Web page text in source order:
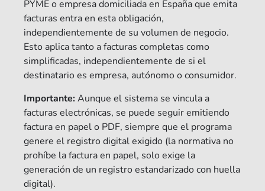
PYME o empresa domiciliada en España que emita
facturas entra en esta obligación,
independientemente de su volumen de negocio.
Esto aplica tanto a facturas completas como
simplificadas, independientemente de si el
destinatario es empresa, autónomo o consumidor.
Importante:Aunque el sistema se vincula a
facturas electrónicas, se puede seguir emitiendo
factura en papel o PDF, siempre que el programa
genere el registro digital exigido (la normativa no
prohíbe la factura en papel, solo exige la
generación de un registro estandarizado con huella
digital).